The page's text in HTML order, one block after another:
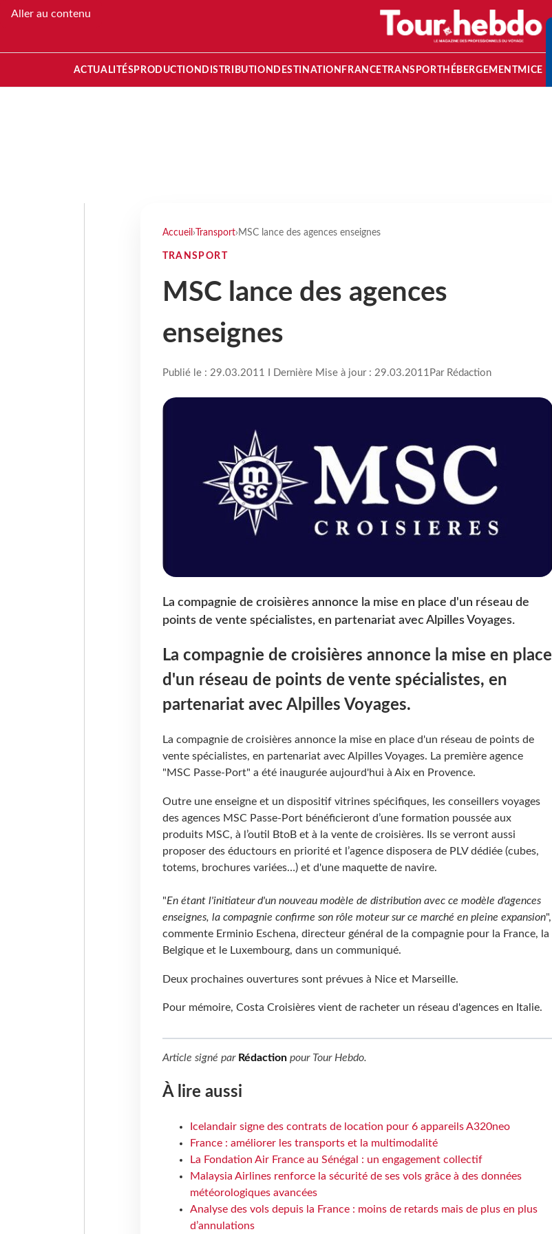
Aller au contenu
ACTUALITÉS PRODUCTION DISTRIBUTION DESTINATION FRANCETRANSPORT HÉBERGEMENTMICE
Accueil › Transport› MSC lance des agences enseignes
TRANSPORT
MSC lance des agences
enseignes
Publié le : 29.03.2011 I Dernière Mise à jour : 29.03.2011 Par Rédaction
La compagnie de croisières annonce la mise en place d'un réseau de
points de vente spécialistes, en partenariat avec Alpilles Voyages.
La compagnie de croisières annonce la mise en place
d'un réseau de points de vente spécialistes, en
partenariat avec Alpilles Voyages.
La compagnie de croisières annonce la mise en place d'un réseau de points de
vente spécialistes, en partenariat avec Alpilles Voyages. La première agence
"MSC Passe-Port" a été inaugurée aujourd'hui à Aix en Provence.
Outre une enseigne et un dispositif vitrines spécifiques, les conseillers voyages
des agences MSC Passe-Port bénéficieront d’une formation poussée aux
produits MSC, à l’outil BtoB et à la vente de croisières. Ils se verront aussi
proposer des éductours en priorité et l’agence disposera de PLV dédiée (cubes,
totems, brochures variées…) et d'une maquette de navire.
"En étant l'initiateur d'un nouveau modèle de distribution avec ce modèle d'agences
enseignes, la compagnie confirme son rôle moteur sur ce marché en pleine expansion",
commente Erminio Eschena, directeur général de la compagnie pour la France, la
Belgique et le Luxembourg, dans un communiqué.
Deux prochaines ouvertures sont prévues à Nice et Marseille.
Pour mémoire, Costa Croisières vient de racheter un réseau d'agences en Italie.
Article signé par Rédactionpour Tour Hebdo.
À lire aussi
Icelandair signe des contrats de location pour 6 appareils A320neo
France : améliorer les transports et la multimodalité
La Fondation Air France au Sénégal : un engagement collectif
Malaysia Airlines renforce la sécurité de ses vols grâce à des données
météorologiques avancées
Analyse des vols depuis la France : moins de retards mais de plus en plus
d’annulations